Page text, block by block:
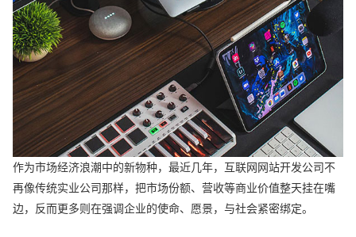
作为市场经济浪潮中的新物种，最近几年，互联网网站开发公司不
再像传统实业公司那样，把市场份额、营收等商业价值整天挂在嘴
边，反而更多则在强调企业的使命、愿景，与社会紧密绑定。